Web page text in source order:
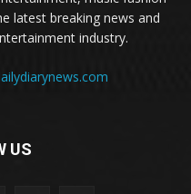
latest breaking news and
industry.
US